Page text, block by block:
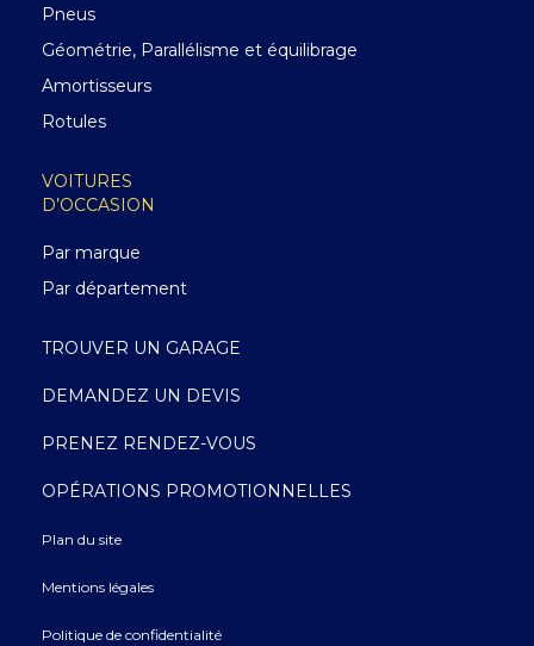
Pneus
Géométrie, Parallélisme et équilibrage
Amortisseurs
Rotules
VOITURES
D’OCCASION
Par marque
Par département
TROUVER UN GARAGE
DEMANDEZ UN DEVIS
PRENEZ RENDEZ-VOUS
OPÉRATIONS PROMOTIONNELLES
Plan du site
Mentions légales
Politique de confidentialité